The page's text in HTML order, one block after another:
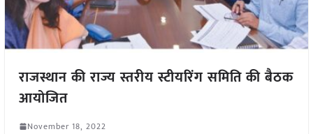
राजस्थान की राज्य स्तरीय स्टीयरिंग समिति की बैठक
आयोजित
November 18, 2022